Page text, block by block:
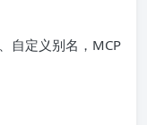
自定义别名，MCP